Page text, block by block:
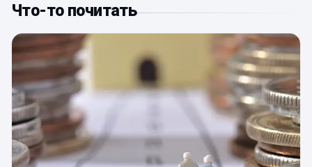
Что-то почитать